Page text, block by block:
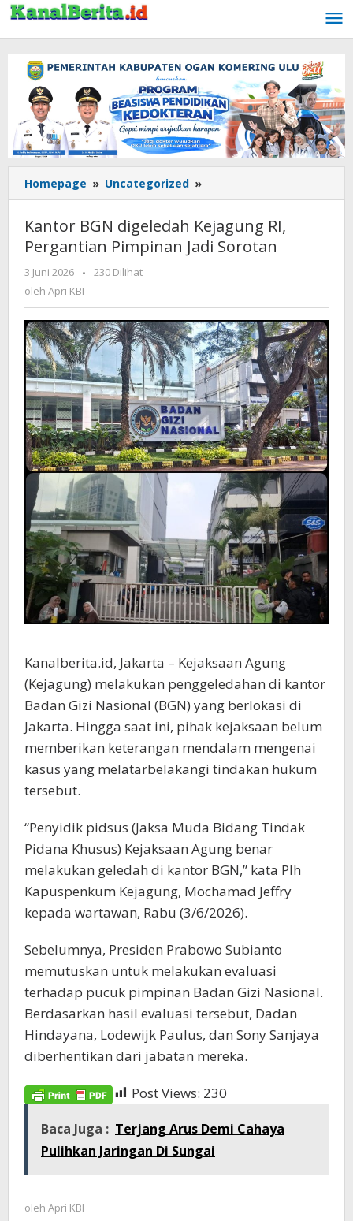
Lewati
ke
konten
Homepage » Uncategorized »
BGN
Kejagung
RI,
Kantor BGN digeledah Kejagung RI,
Pergantian Pimpinan Jadi Sorotan
3 Juni 2026
oleh
Apri
-
230 Dilihat
oleh Apri KBI
Kanalberita.id, Jakarta – Kejaksaan Agung
(Kejagung) melakukan penggeledahan di kantor
Badan Gizi Nasional (BGN) yang berlokasi di
Jakarta. Hingga saat ini, pihak kejaksaan belum
memberikan keterangan mendalam mengenai
kasus yang melatarbelakangi tindakan hukum
tersebut.
“Penyidik pidsus (Jaksa Muda Bidang Tindak
Pidana Khusus) Kejaksaan Agung benar
melakukan geledah di kantor BGN,” kata Plh
Kapuspenkum Kejagung, Mochamad Jeffry
kepada wartawan, Rabu (3/6/2026).
Sebelumnya, Presiden Prabowo Subianto
memutuskan untuk melakukan evaluasi
terhadap pucuk pimpinan Badan Gizi Nasional.
Berdasarkan hasil evaluasi tersebut, Dadan
Hindayana, Lodewijk Paulus, dan Sony Sanjaya
diberhentikan dari jabatan mereka.
Post Views: 230
Baca Juga : Terjang Arus Demi Cahaya
Pulihkan Jaringan Di Sungai
oleh Apri KBI